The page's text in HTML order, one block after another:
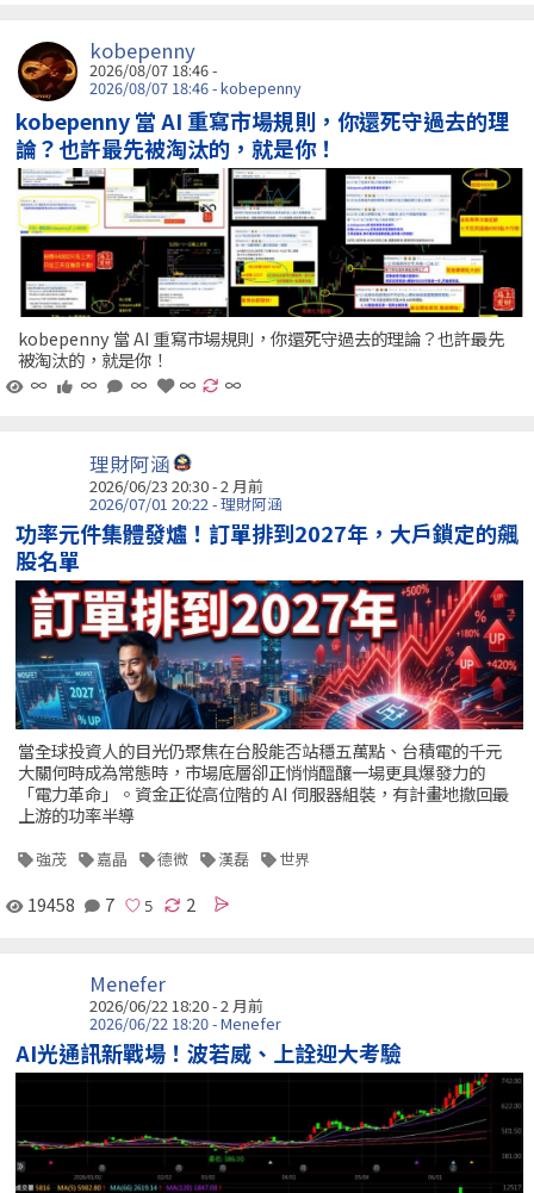
kobepenny
2026/08/07 18:46 -
2026/08/07 18:46 - kobepenny
kobepenny 當 AI 重寫市場規則，你還死守過去的理
論？也許最先被淘汰的，就是你！
kobepenny 當 AI 重寫市場規則，你還死守過去的理論？也許最先
被淘汰的，就是你！
∞
∞ ∞ ∞ ∞
理財阿涵
2026/06/23 20:30 - 2 月前
2026/07/01 20:22 - 理財阿涵
功率元件集體發爐！訂單排到2027年，大戶鎖定的飆
股名單
當全球投資人的目光仍聚焦在台股能否站穩五萬點、台積電的千元
大關何時成為常態時，市場底層卻正悄悄醞釀一場更具爆發力的
「電力革命」。資金正從高位階的 AI 伺服器組裝，有計畫地撤回最
上游的功率半導
強茂 嘉晶 德微 漢磊 世界
19458 7 2
Menefer
2026/06/22 18:20 - 2 月前
2026/06/22 18:20 - Menefer
AI光通訊新戰場！波若威、上詮迎大考驗